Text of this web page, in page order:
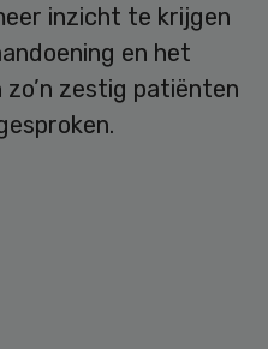
inzicht te krijgen
en het
zestig patiënten